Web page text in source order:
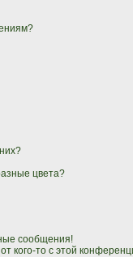
цвета?
сообщения!
кого-то с этой